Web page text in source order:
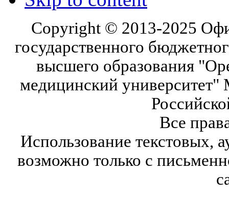
Copyright © 2013-2025
государственного
высшего образования
медицинский университет"
Все
Использование текстовых,
возможно только с